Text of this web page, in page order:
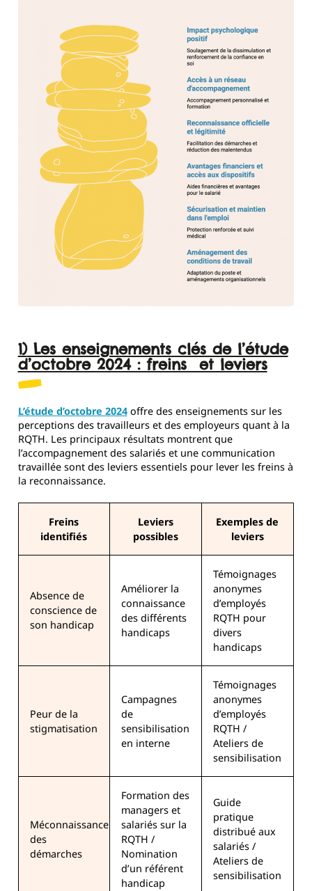
1) Les enseignements clés de l’étude
d’octobre 2024 : freins et leviers
L’étude d’octobre 2024offre des enseignements sur les
perceptions des travailleurs et des employeurs quant à la
RQTH. Les principaux résultats montrent que
l’accompagnement des salariés et une communication
travaillée sont des leviers essentiels pour lever les freins à
la reconnaissance.
Freins
identifiés
Leviers
possibles
Exemples de
leviers
Absence de
conscience de
son handicap
Améliorer la
connaissance
des différents
handicaps
Témoignages
anonymes
d’employés
RQTH pour
divers
handicaps
Peur de la
stigmatisation
Campagnes
de
sensibilisation
en interne
Témoignages
anonymes
d’employés
RQTH /
Ateliers de
sensibilisation
Méconnaissance
des
démarches
Formation des
managers et
salariés sur la
RQTH /
Nomination
d’un référent
handicap
Guide
pratique
distribué aux
salariés /
Ateliers de
sensibilisation